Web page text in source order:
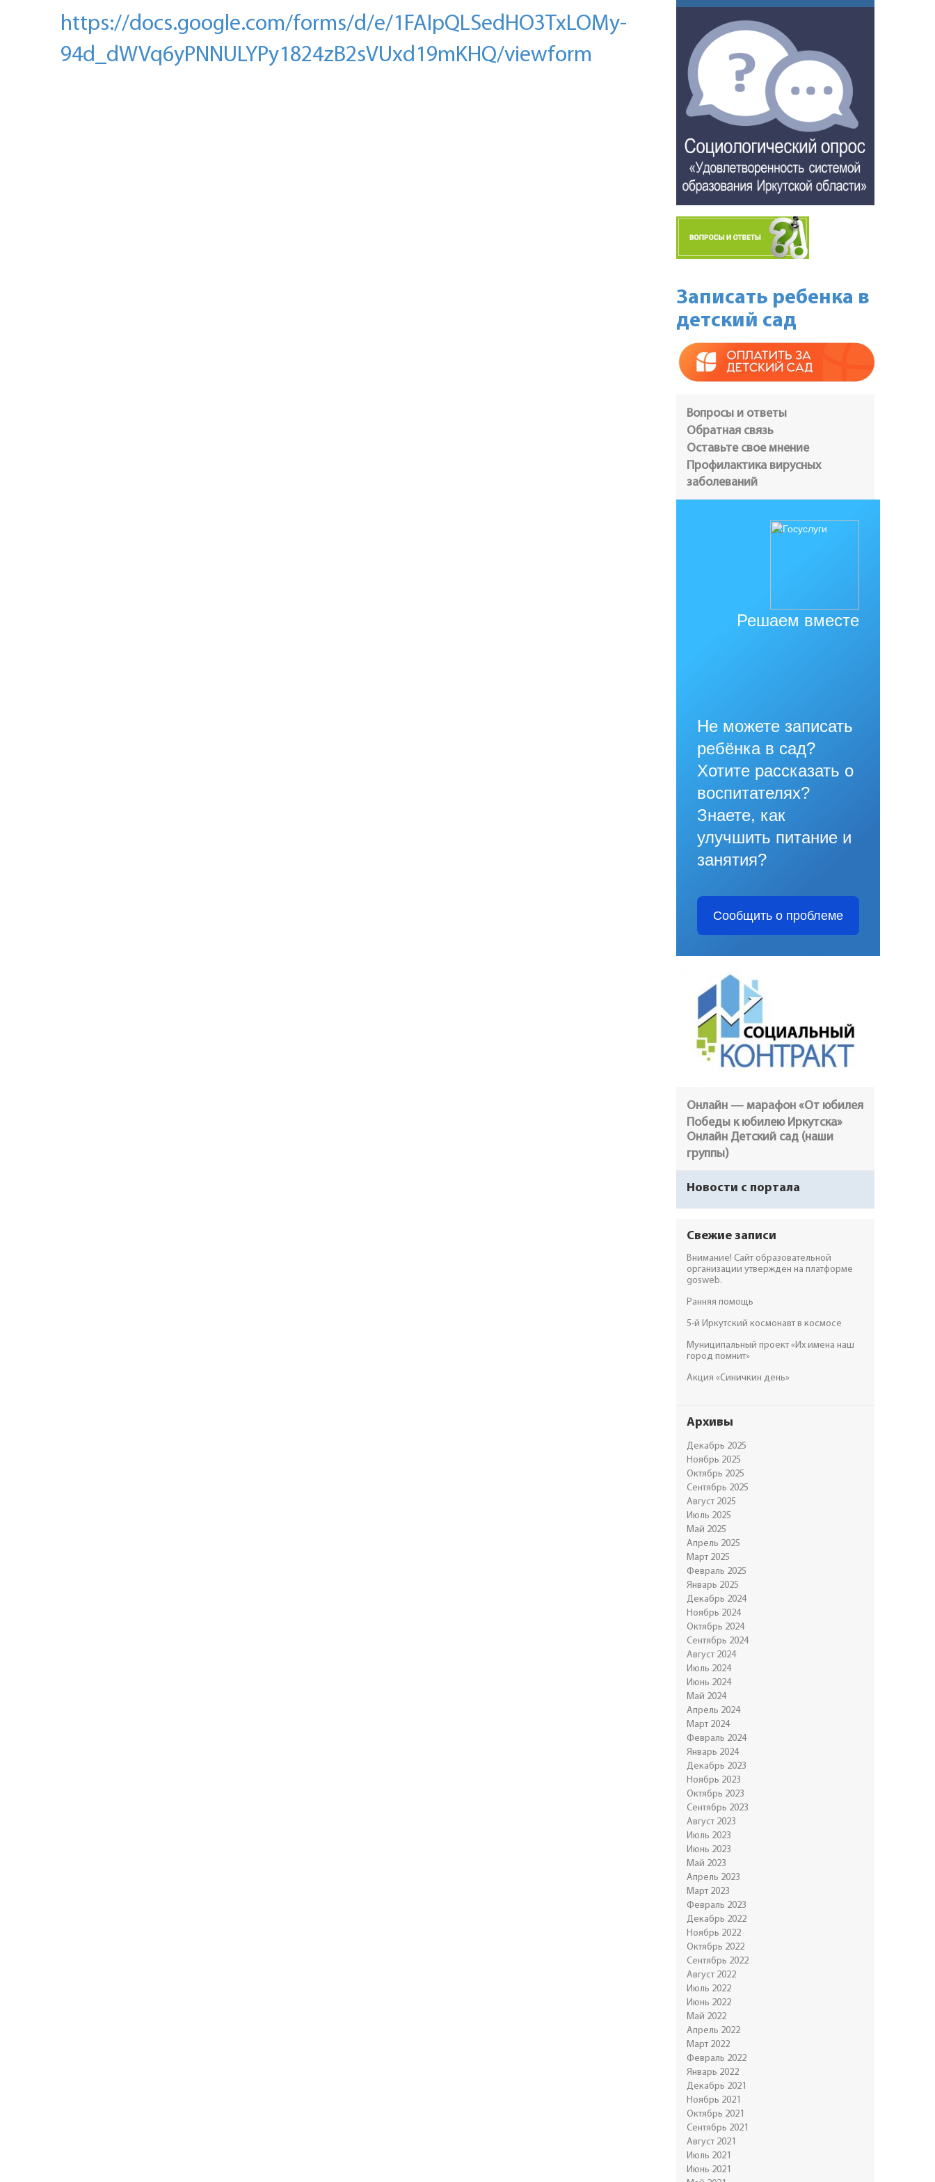
https://docs.google.com/forms/d/e/1FAIpQLSedHO3TxLOMy-
94d_dWVq6yPNNULYPy1824zB2sVUxd19mKHQ/viewform
Записать ребенка в
детский сад
Вопросы и ответы
Обратная связь
Оставьте свое мнение
Профилактика вирусных
заболеваний
Решаем вместе
Не можете записать
ребёнка в сад?
Хотите рассказать о
воспитателях?
Знаете, как
улучшить питание и
занятия?
Сообщить о проблеме
Онлайн — марафон «От юбилея
Победы к юбилею Иркутска»
Онлайн Детский сад (наши
группы)
Новости с портала
Свежие записи
Внимание! Сайт образовательной
организации утвержден на платформе
gosweb.
Ранняя помощь
5-й Иркутский космонавт в космосе
Муниципальный проект «Их имена наш
город помнит»
Акция «Синичкин день»
Архивы
Декабрь 2025
Ноябрь 2025
Октябрь 2025
Сентябрь 2025
Август 2025
Июль 2025
Май 2025
Апрель 2025
Март 2025
Февраль 2025
Январь 2025
Декабрь 2024
Ноябрь 2024
Октябрь 2024
Сентябрь 2024
Август 2024
Июль 2024
Июнь 2024
Май 2024
Апрель 2024
Март 2024
Февраль 2024
Январь 2024
Декабрь 2023
Ноябрь 2023
Октябрь 2023
Сентябрь 2023
Август 2023
Июль 2023
Июнь 2023
Май 2023
Апрель 2023
Март 2023
Февраль 2023
Декабрь 2022
Ноябрь 2022
Октябрь 2022
Сентябрь 2022
Август 2022
Июль 2022
Июнь 2022
Май 2022
Апрель 2022
Март 2022
Февраль 2022
Январь 2022
Декабрь 2021
Ноябрь 2021
Октябрь 2021
Сентябрь 2021
Август 2021
Июль 2021
Июнь 2021